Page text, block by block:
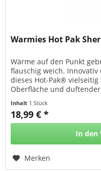
Warmies Hot Pak
Wärme auf den Punkt
flauschig weich.
dieses Hot-Pak®
Oberfläche und
Inhalt 1 Stück
18,99 € *
In den
Merken